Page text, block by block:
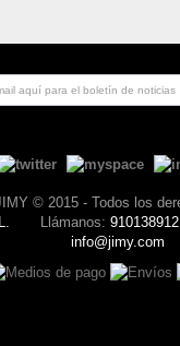
© 2015 - Todos los
Llámanos:
info@jimy.com